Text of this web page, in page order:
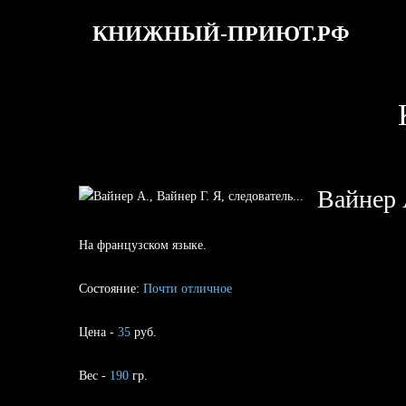
КНИЖНЫЙ-ПРИЮТ.РФ
Вайнер
На французском языке.
Состояние: Почти отличное
Цена - 35 руб.
Вес - 190 гр.